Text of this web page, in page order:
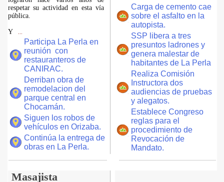
respetar su actividad en esta vía
pública.
Y
Participa La Perla en
reunión con
restauranteros de
CANIRAC.
Derriban obra de
remodelacion del
parque central en
Chocamán.
Siguen los robos de
vehículos en Orizaba.
Continúa la entrega de
obras en La Perla.
Carga de cemento cae
sobre el asfalto en la
autopista.
SSP libera a tres
presuntos ladrones y
genera malestar de
habitantes de La Perla
Realiza Comisión
Instructora dos
audiencias de pruebas
y alegatos.
Establece Congreso
reglas para el
procedimiento de
Revocación de
Mandato.
Masajista